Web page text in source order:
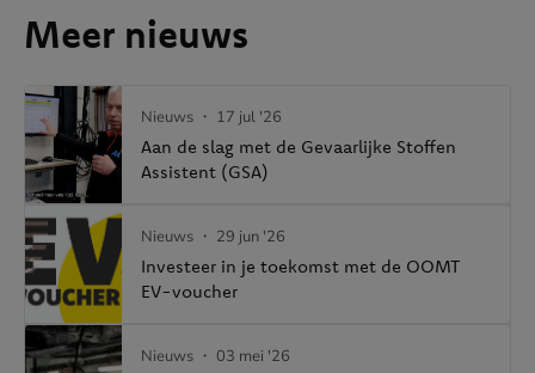
Meer nieuws
Nieuws ・ 17 jul '26
Aan de slag met de Gevaarlijke Stoffen
Assistent (GSA)
Nieuws ・ 29 jun '26
Investeer in je toekomst met de OOMT
EV-voucher
Nieuws ・ 03 mei '26